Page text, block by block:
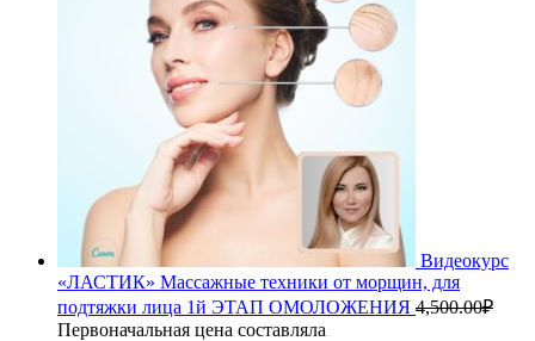
Видеокурс
«ЛАСТИК» Массажные техники от морщин, для
подтяжки лица 1й ЭТАП ОМОЛОЖЕНИЯ 4,500.00₽
Первоначальная цена составляла